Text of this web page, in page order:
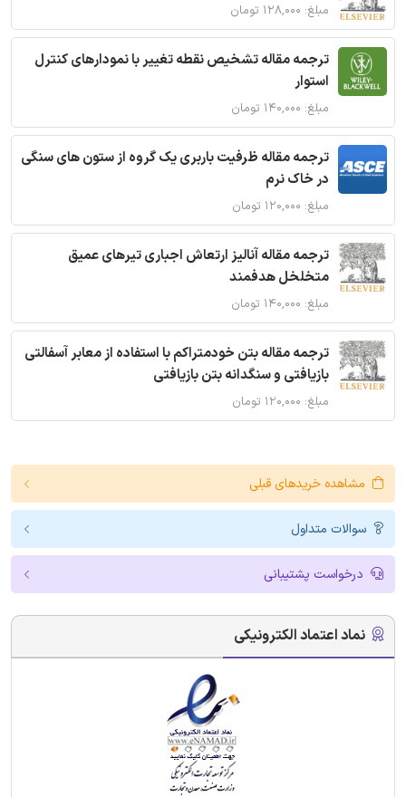
مبلغ: ۱۲۸,۰۰۰ تومان
ترجمه مقاله تشخیص نقطه تغییر با نمودارهای کنترل
استوار
مبلغ: ۱۴۰,۰۰۰ تومان
ترجمه مقاله ظرفیت باربری یک گروه از ستون های سنگی
در خاک نرم
مبلغ: ۱۲۰,۰۰۰ تومان
ترجمه مقاله آنالیز ارتعاش اجباری تیرهای عمیق
متخلخل هدفمند
مبلغ: ۱۴۰,۰۰۰ تومان
ترجمه مقاله بتن خودمتراکم با استفاده از معابر آسفالتی
بازیافتی و سنگدانه بتن بازیافتی
مبلغ: ۱۲۰,۰۰۰ تومان
مشاهده خریدهای قبلی
سوالات متداول
درخواست پشتیبانی
نماد اعتماد الکترونیکی